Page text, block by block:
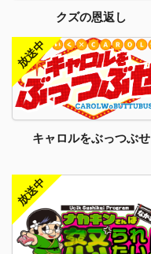
クズの恩返し
キャロルをぶっつぶせ